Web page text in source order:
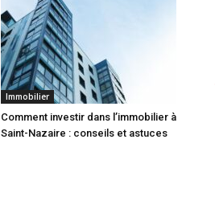
Immobilier
Comment investir dans l’immobilier à
Saint-Nazaire : conseils et astuces